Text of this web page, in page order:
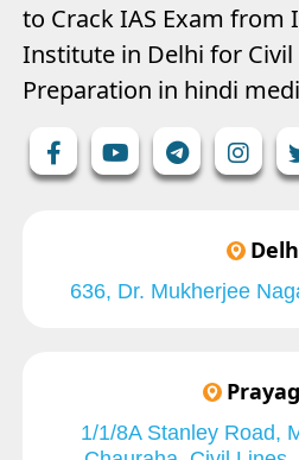
to Crack IAS Exam from
Institute in Delhi for Civil
Preparation in hindi
636, Dr. Mukherjee
1/1/8A Stanley Road,